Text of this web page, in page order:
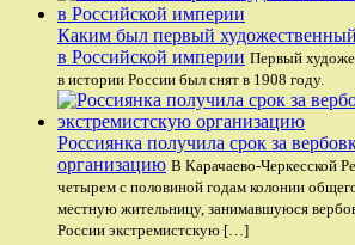
Каким был первый
в Российской империи Первый
в истории России был снят в 1908 году.
Россиянка получила срок за
организацию В Карачаево-Черкесской
четырем с половиной годам колонии
местную жительницу, занимавшуюся
России экстремистскую […]